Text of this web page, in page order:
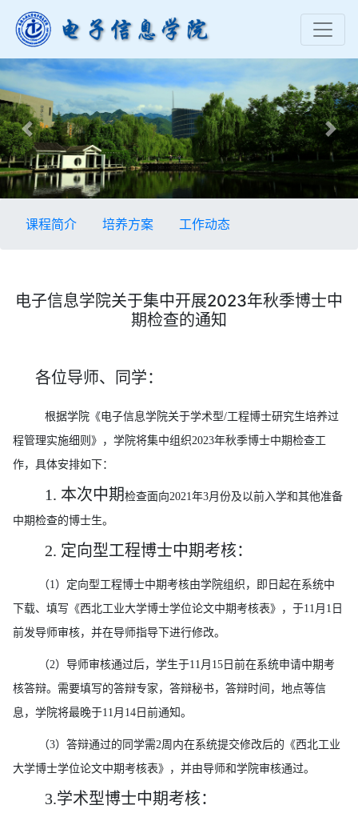
Previous Next
课程简介 培养方案 工作动态
电子信息学院关于集中开展2023年秋季博士中
期检查的通知
各位导师、同学：
根据学院《电子信息学院关于学术型/工程博士研究生培养过
程管理实施细则》，学院将集中组织2023年秋季博士中期检查工
作，具体安排如下：
1. 本次中期 检查面向2021年3月份及以前入学和其他准备
中期检查的博士生。
2. 定向型工程博士中期考核：
（1）定向型工程博士中期考核由学院组织，即日起在系统中
下载、填写《西北工业大学博士学位论文中期考核表》，于11月1日
前发导师审核，并在导师指导下进行修改。
（2）导师审核通过后，学生于11月15日前在系统申请中期考
核答辩。需要填写的答辩专家，答辩秘书，答辩时间，地点等信
息，学院将最晚于11月14日前通知。
（3）答辩通过的同学需2周内在系统提交修改后的《西北工业
大学博士学位论文中期考核表》，并由导师和学院审核通过。
3.学术型博士中期考核：